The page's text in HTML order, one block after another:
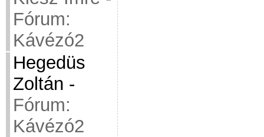
Fórum:
Kávézó2
Hegedüs
Zoltán -
Fórum:
Kávézó2